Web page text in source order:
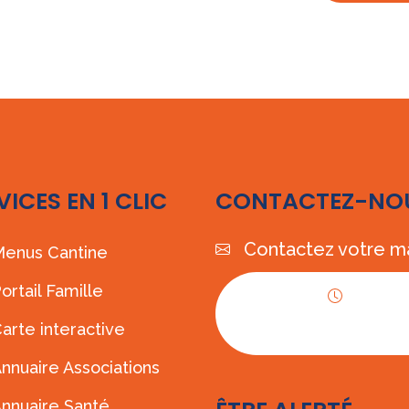
EN 1 CLIC
Cantine
Famille
interactive
Associations
CONTACTEZ-
Contactez votre